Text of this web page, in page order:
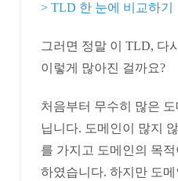
> TLD 한 눈에 비교하기
그러면 정말 이 TLD, 다
이렇게 많아진 걸까요?
처음부터 무수히 많은
닙니다. 도메인이 많지
를 가지고 도메인의 목
하였습니다. 하지만 도